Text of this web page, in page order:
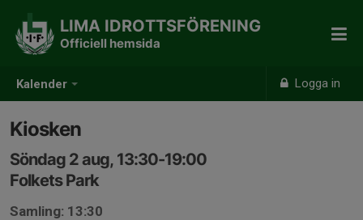
Kalender Logga in
LIMA IDROTTSFÖRENING
Officiell hemsida
Kiosken
Söndag 2 aug, 13:30-19:00
Folkets Park
Samling: 13:30